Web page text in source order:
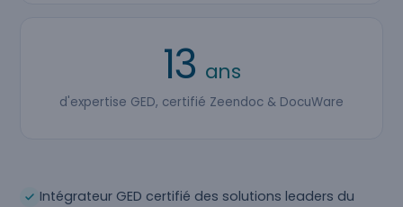
13 ans
d'expertise GED, certifié Zeendoc & DocuWare
Intégrateur GED certifié des solutions leaders du